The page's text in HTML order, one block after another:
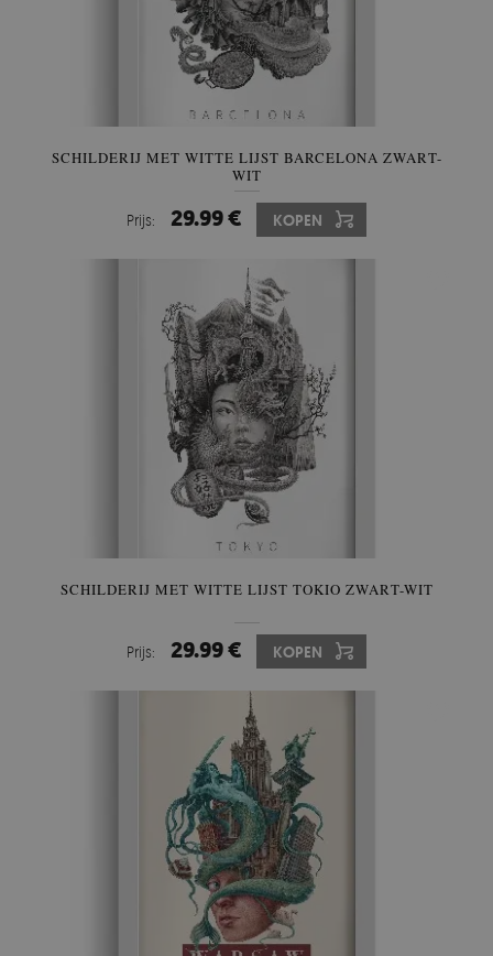
SCHILDERIJ MET WITTE LIJST BARCELONA ZWART-
WIT
Prijs: 29.99 € KOPEN
SCHILDERIJ MET WITTE LIJST TOKIO ZWART-WIT
Prijs: 29.99 € KOPEN